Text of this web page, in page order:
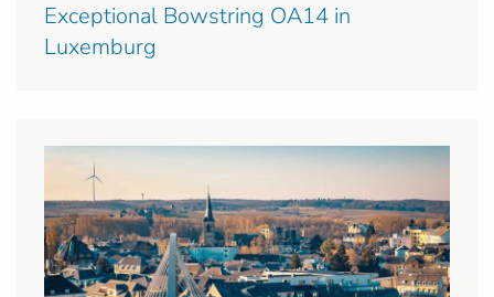
Exceptional Bowstring OA14 in
Luxemburg